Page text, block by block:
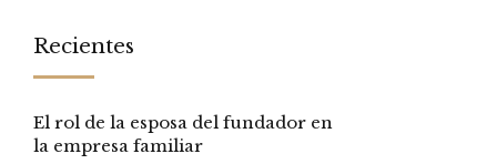
Recientes
El rol de la esposa del fundador en
la empresa familiar